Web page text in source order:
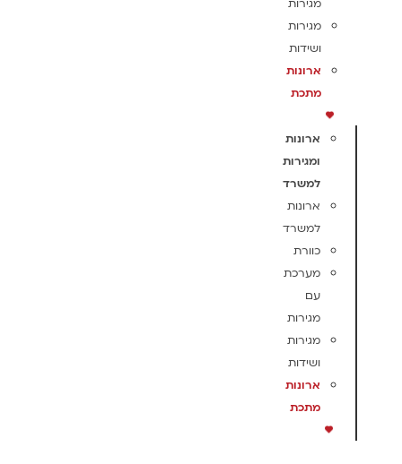
מגירות
מגירות
ושידות
ארונות
מתכת
ארונות
ומגירות
למשרד
ארונות
למשרד
כוורת
מערכת
עם
מגירות
מגירות
ושידות
ארונות
מתכת